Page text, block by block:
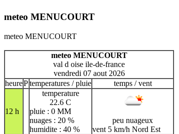
meteo MENUCOURT
meteo MENUCOURT
meteo MENUCOURT
val d oise ile-de-france
vendredi 07 aout 2026
heurePtemperatures / pluie temps / vent
12 h
temperature
22.6 C
pluie : 0 MM
nuages : 20 %
humidite : 40 %
peu nuageux
vent 5 km/h Nord Est